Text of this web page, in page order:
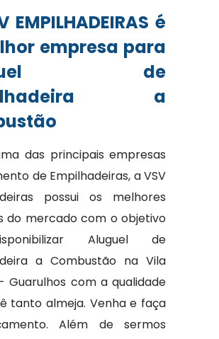
EMPILHADEIRAS é
empresa para
de
a
das principais empresas
de Empilhadeiras, a VSV
possui os melhores
do mercado com o objetivo
Aluguel de
a Combustão na Vila
Guarulhos com a qualidade
tanto almeja. Venha e faça
Além de sermos